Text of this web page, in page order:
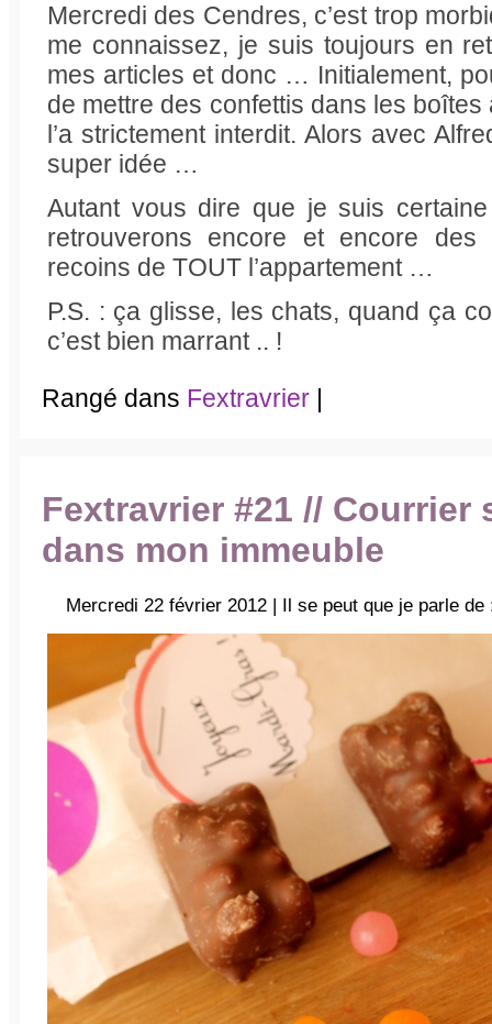
Mercredi des Cendres, c’est trop
me connaissez, je suis toujours en
mes articles et donc … Initialement,
de mettre des confettis dans les
l’a strictement interdit. Alors avec
super idée …
Autant vous dire que je suis
retrouverons encore et encore
recoins de TOUT l’appartement …
P.S. : ça glisse, les chats, quand ça
c’est bien marrant .. !
Rangé dans Fextravrier
Fextravrier #21 // Courrier
dans mon immeuble
Mercredi 22 février 2012 | Il se peut que je parle